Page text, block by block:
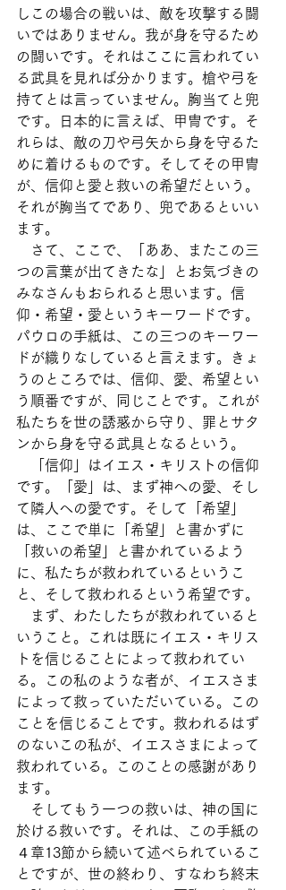
しこの場合の戦いは、敵を攻撃する闘
いではありません。我が身を守るため
の闘いです。それはここに言われてい
る武具を見れば分かります。槍や弓を
持てとは言っていません。胸当てと兜
です。日本的に言えば、甲冑です。そ
れらは、敵の刀や弓矢から身を守るた
めに着けるものです。そしてその甲冑
が、信仰と愛と救いの希望だという。
それが胸当てであり、兜であるといい
ます。
さて、ここで、「ああ、またこの三
つの言葉が出てきたな」とお気づきの
みなさんもおられると思います。信
仰・希望・愛というキーワードです。
パウロの手紙は、この三つのキーワー
ドが織りなしていると言えます。きょ
うのところでは、信仰、愛、希望とい
う順番ですが、同じことです。これが
私たちを世の誘惑から守り、罪とサタ
ンから身を守る武具となるという。
「信仰」はイエス・キリストの信仰
です。「愛」は、まず神への愛、そし
て隣人への愛です。そして「希望」
は、ここで単に「希望」と書かずに
「救いの希望」と書かれているよう
に、私たちが救われているというこ
と、そして救われるという希望です。
まず、わたしたちが救われていると
いうこと。これは既にイエス・キリス
トを信じることによって救われてい
る。この私のような者が、イエスさま
によって救っていただいている。この
ことを信じることです。救われるはず
のないこの私が、イエスさまによって
救われている。このことの感謝があり
ます。
そしてもう一つの救いは、神の国に
於ける救いです。それは、この手紙の
４章13節から続いて述べられているこ
とですが、世の終わり、すなわち終末